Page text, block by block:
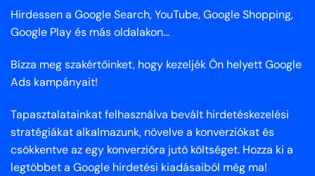
Hirdessen a Google Search, YouTube, Google Shopping,
Google Play és más oldalakon...
Bízza meg szakértőinket, hogy kezeljék Ön helyett Google
Ads kampányait!
Tapasztalatainkat felhasználva bevált hirdetéskezelési
stratégiákat alkalmazunk, növelve a konverziókat és
csökkentve az egy konverzióra jutó költséget. Hozza ki a
legtöbbet a Google hirdetési kiadásaiból még ma!